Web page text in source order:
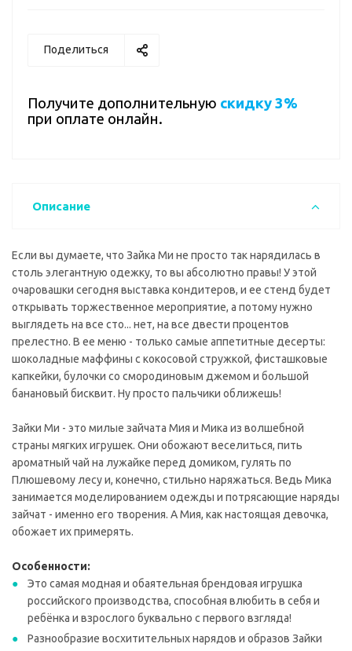
Поделиться
Получите дополнительную скидку 3%
при оплате онлайн.
Описание
Если вы думаете, что Зайка Ми не просто так нарядилась в
столь элегантную одежку, то вы абсолютно правы! У этой
очаровашки сегодня выставка кондитеров, и ее стенд будет
открывать торжественное мероприятие, а потому нужно
выглядеть на все сто... нет, на все двести процентов
прелестно. В ее меню - только самые аппетитные десерты:
шоколадные маффины с кокосовой стружкой, фисташковые
капкейки, булочки со смородиновым джемом и большой
банановый бисквит. Ну просто пальчики оближешь!
Зайки Ми - это милые зайчата Мия и Мика из волшебной
страны мягких игрушек. Они обожают веселиться, пить
ароматный чай на лужайке перед домиком, гулять по
Плюшевому лесу и, конечно, стильно наряжаться. Ведь Мика
занимается моделированием одежды и потрясающие наряды
зайчат - именно его творения. А Мия, как настоящая девочка,
обожает их примерять.
Особенности:
Это самая модная и обаятельная брендовая игрушка
российского производства, способная влюбить в себя и
ребёнка и взрослого буквально с первого взгляда!
Разнообразие восхитительных нарядов и образов Зайки